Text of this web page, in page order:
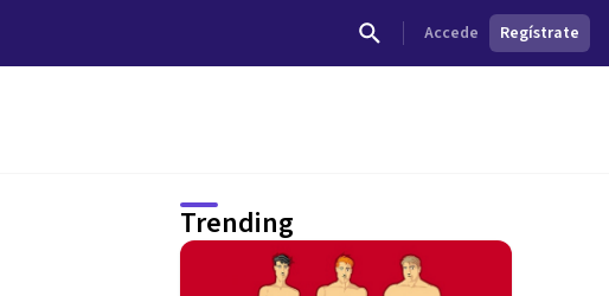
Accede Regístrate
Trending